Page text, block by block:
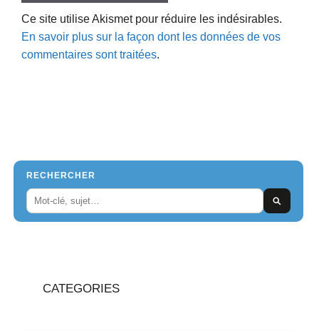
Ce site utilise Akismet pour réduire les indésirables.
En savoir plus sur la façon dont les données de vos
commentaires sont traitées.
RECHERCHER
CATEGORIES